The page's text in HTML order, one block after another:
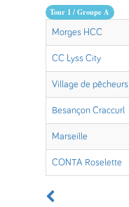
Tour 1 / Groupe A
Morges HCC
CC Lyss City
Village de pêcheurs
Besançon Craccurl
Marseille
CONTA Roselette